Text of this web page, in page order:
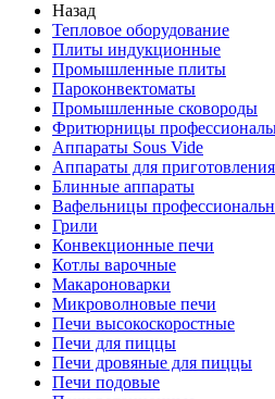
Назад
Тепловое оборудование
Плиты индукционные
Промышленные плиты
Пароконвектоматы
Промышленные сковороды
Фритюрницы
Аппараты Sous Vide
Аппараты для
Блинные аппараты
Вафельницы
Грили
Конвекционные печи
Котлы варочные
Макароноварки
Микроволновые печи
Печи высокоскоростные
Печи для пиццы
Печи дровяные для пиццы
Печи подовые